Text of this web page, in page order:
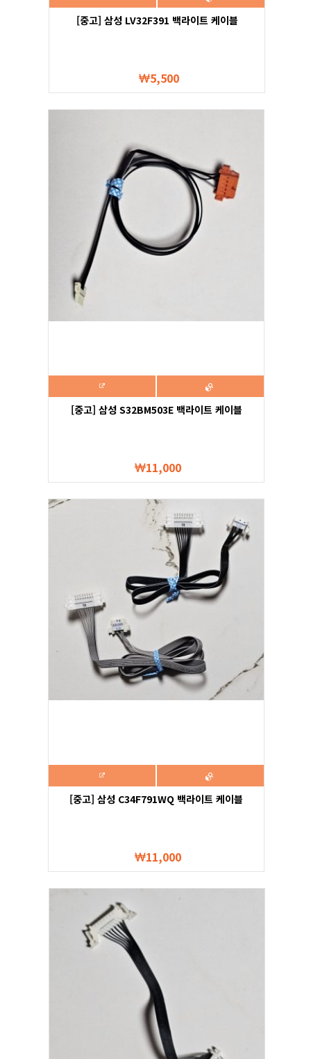
[중고] 삼성 LV32F391 백라이트 케이블
5,500
[중고] 삼성 S32BM503E 백라이트 케이블
11,000
[중고] 삼성 C34F791WQ 백라이트 케이블
11,000